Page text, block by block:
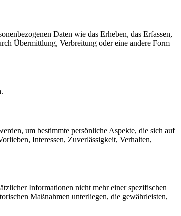
Daten wie das Erheben, das Erfassen,
Übermittlung, Verbreitung oder eine andere Form
um bestimmte persönliche Aspekte, die sich auf
Interessen, Zuverlässigkeit, Verhalten,
Informationen nicht mehr einer spezifischen
Maßnahmen unterliegen, die gewährleisten,